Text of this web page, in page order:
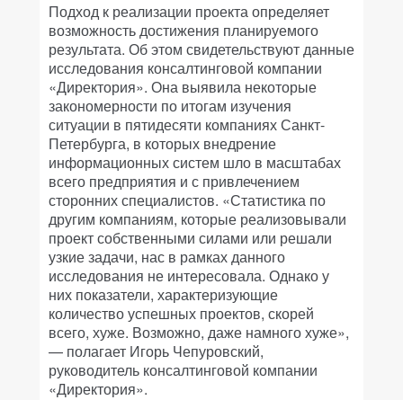
Подход к реализации проекта определяет
возможность достижения планируемого
результата. Об этом свидетельствуют данные
исследования консалтинговой компании
«Директория». Она выявила некоторые
закономерности по итогам изучения
ситуации в пятидесяти компаниях Санкт-
Петербурга, в которых внедрение
информационных систем шло в масштабах
всего предприятия и с привлечением
сторонних специалистов. «Статистика по
другим компаниям, которые реализовывали
проект собственными силами или решали
узкие задачи, нас в рамках данного
исследования не интересовала. Однако у
них показатели, характеризующие
количество успешных проектов, скорей
всего, хуже. Возможно, даже намного хуже»,
— полагает Игорь Чепуровский,
руководитель консалтинговой компании
«Директория».